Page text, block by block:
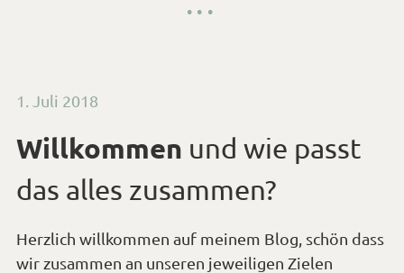
Veröffentlicht
1. Juli 2018
Willkommen und wie passt
das alles zusammen?
Herzlich willkommen auf meinem Blog, schön dass
wir zusammen an unseren jeweiligen Zielen